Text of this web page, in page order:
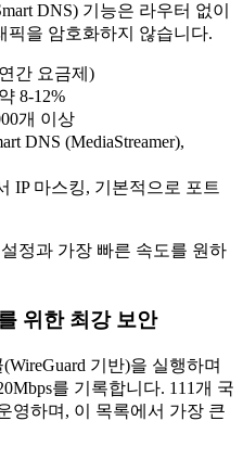
DNS) 기능은 라우터 없이
픽을 암호화하지 않습니다.
간 요금제)
8-12%
개 이상
DNS (MediaStreamer),
IP 마스킹, 기본적으로 포트
정과 가장 빠른 속도를 원하
위한 최강 보안
기반)을 실행하며
를 기록합니다. 111개 국
영하며, 이 목록에서 가장 큰